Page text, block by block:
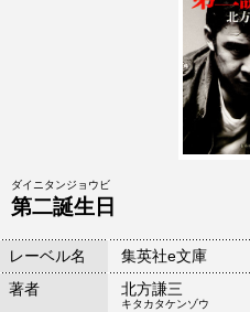
ダイニタンジョウビ
第二誕生日
レーベル名
集英社e文庫
著者
北方謙三
キタカタケンゾウ